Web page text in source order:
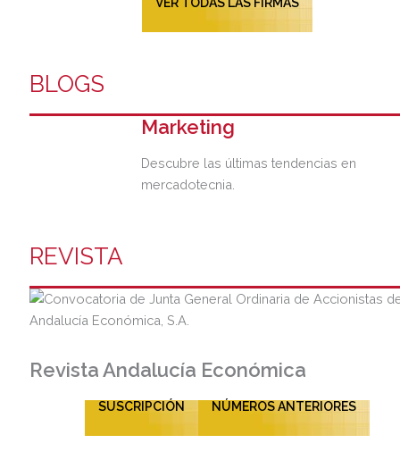
BLOGS
Marketing
Descubre las últimas tendencias en
mercadotecnia.
REVISTA
Revista Andalucía Económica
SUSCRIPCIÓN NÚMEROS ANTERIORES